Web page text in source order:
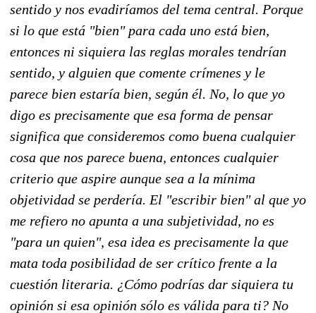
sentido y nos evadiríamos del tema central. Porque
si lo que está "bien" para cada uno está bien,
entonces ni siquiera las reglas morales tendrían
sentido, y alguien que comente crímenes y le
parece bien estaría bien, según él. No, lo que yo
digo es precisamente que esa forma de pensar
significa que consideremos como buena cualquier
cosa que nos parece buena, entonces cualquier
criterio que aspire aunque sea a la mínima
objetividad se perdería. El "escribir bien" al que yo
me refiero no apunta a una subjetividad, no es
"para un quien", esa idea es precisamente la que
mata toda posibilidad de ser crítico frente a la
cuestión literaria. ¿Cómo podrías dar siquiera tu
opinión si esa opinión sólo es válida para ti? No